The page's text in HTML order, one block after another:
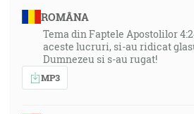
ROMÂNA
Tema din Faptele Apostolilor
aceste lucruri, si-au ridicat
Dumnezeu si s-au rugat!
MP3